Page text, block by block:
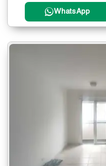
WhatsApp